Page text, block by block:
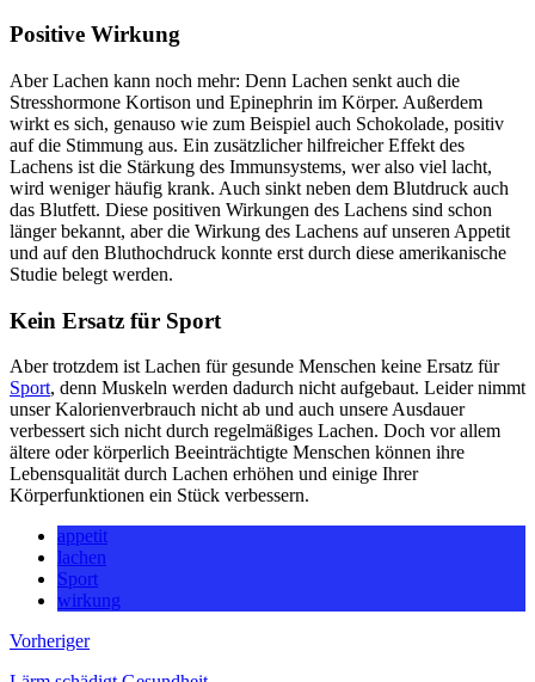
Positive Wirkung
Aber Lachen kann noch mehr: Denn Lachen senkt auch die
Stresshormone Kortison und Epinephrin im Körper. Außerdem
wirkt es sich, genauso wie zum Beispiel auch Schokolade, positiv
auf die Stimmung aus. Ein zusätzlicher hilfreicher Effekt des
Lachens ist die Stärkung des Immunsystems, wer also viel lacht,
wird weniger häufig krank. Auch sinkt neben dem Blutdruck auch
das Blutfett. Diese positiven Wirkungen des Lachens sind schon
länger bekannt, aber die Wirkung des Lachens auf unseren Appetit
und auf den Bluthochdruck konnte erst durch diese amerikanische
Studie belegt werden.
Kein Ersatz für Sport
Aber trotzdem ist Lachen für gesunde Menschen keine Ersatz für
Sport, denn Muskeln werden dadurch nicht aufgebaut. Leider nimmt
unser Kalorienverbrauch nicht ab und auch unsere Ausdauer
verbessert sich nicht durch regelmäßiges Lachen. Doch vor allem
ältere oder körperlich Beeinträchtigte Menschen können ihre
Lebensqualität durch Lachen erhöhen und einige Ihrer
Körperfunktionen ein Stück verbessern.
appetit
lachen
Sport
wirkung
Vorheriger